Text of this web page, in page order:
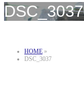
ば
す
DSC_3037
HOME »
DSC_3037